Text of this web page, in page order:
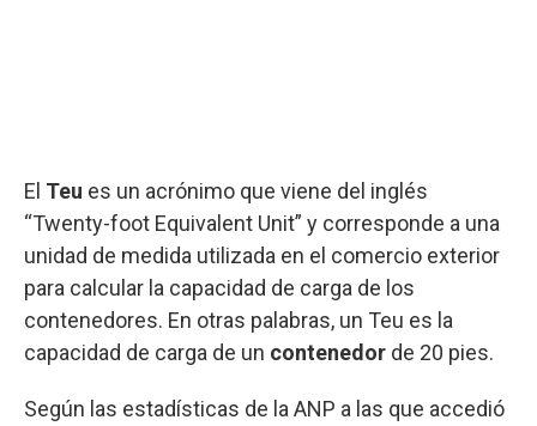
El Teu es un acrónimo que viene del inglés
“Twenty-foot Equivalent Unit” y corresponde a una
unidad de medida utilizada en el comercio exterior
para calcular la capacidad de carga de los
contenedores. En otras palabras, un Teu es la
capacidad de carga de un contenedor de 20 pies.
Según las estadísticas de la ANP a las que accedió